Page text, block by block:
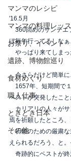
マンマのレシピ
マンマの料理レッ
お祭り、イベント
遺跡、博物館巡り
食材めぐり
職人仕事
ときどき日本
その他
'16.5月
360回めのサンテエ
ぼ毎年行ってるしな
やっぱり来てしまっ
今さらだけど簡単に
1657年、短期間で
ペストが突発したこと
カリアリの人々がサ
焉を祈願したところ、
祈願のための厳粛な
えられるだろう、と。
奇跡的にペストが終